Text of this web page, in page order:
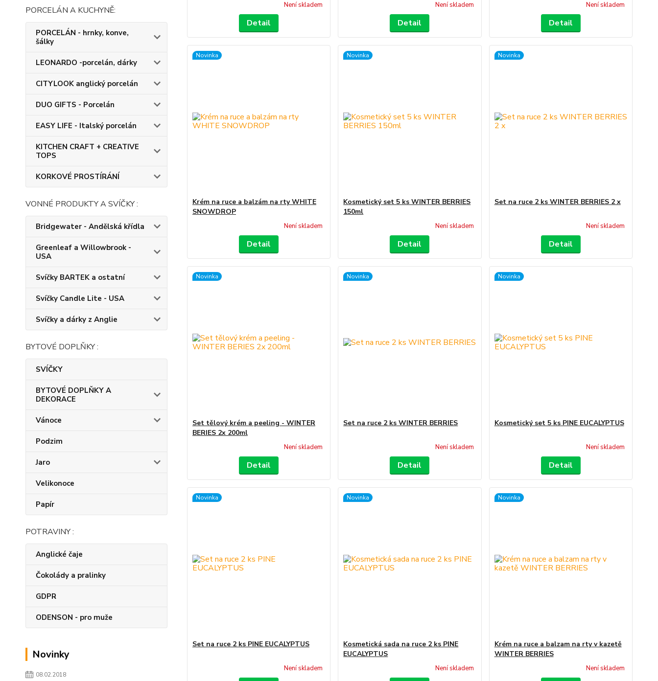
PORCELÁN A KUCHYNĚ:
PORCELÁN - hrnky, konve,
šálky
LEONARDO -porcelán, dárky
CITYLOOK anglický porcelán
DUO GIFTS - Porcelán
EASY LIFE - Italský porcelán
KITCHEN CRAFT + CREATIVE
TOPS
KORKOVÉ PROSTÍRÁNÍ
VONNÉ PRODUKTY A SVÍČKY :
Bridgewater - Andělská křídla
Greenleaf a Willowbrook -
USA
Svíčky BARTEK a ostatní
Svíčky Candle Lite - USA
Svíčky a dárky z Anglie
BYTOVÉ DOPLŇKY :
SVÍČKY
BYTOVÉ DOPLŇKY A
DEKORACE
Vánoce
Podzim
Jaro
Velikonoce
Papír
POTRAVINY :
Anglické čaje
Čokolády a pralinky
GDPR
ODENSON - pro muže
Novinky
08.02.2018
Není skladem
Detail
Není skladem
Detail
Není skladem
Detail
Novinka
Krém na ruce a balzám na rty WHITE
SNOWDROP
Není skladem
Detail
Novinka
Kosmetický set 5 ks WINTER BERRIES
150ml
Není skladem
Detail
Novinka
Set na ruce 2 ks WINTER BERRIES 2 x
Není skladem
Detail
Novinka
Set tělový krém a peeling - WINTER
BERIES 2x 200ml
Není skladem
Detail
Novinka
Set na ruce 2 ks WINTER BERRIES
Není skladem
Detail
Novinka
Kosmetický set 5 ks PINE EUCALYPTUS
Není skladem
Detail
Novinka
Set na ruce 2 ks PINE EUCALYPTUS
Není skladem
Novinka
Kosmetická sada na ruce 2 ks PINE
EUCALYPTUS
Není skladem
Novinka
Krém na ruce a balzam na rty v kazetě
WINTER BERRIES
Není skladem